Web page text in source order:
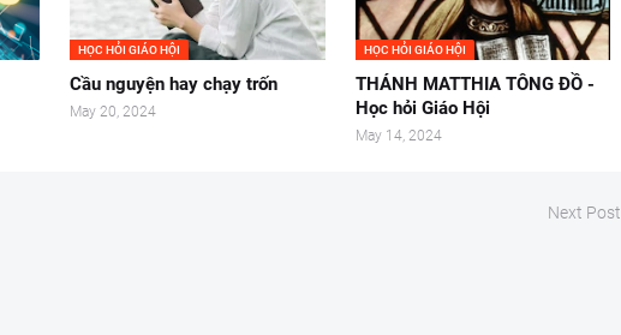
HỌC HỎI GIÁO HỘI
Cầu nguyện hay chạy trốn
May 20, 2024
HỌC HỎI GIÁO HỘI
THÁNH MATTHIA TÔNG ĐỒ -
Học hỏi Giáo Hội
May 14, 2024
Next Post